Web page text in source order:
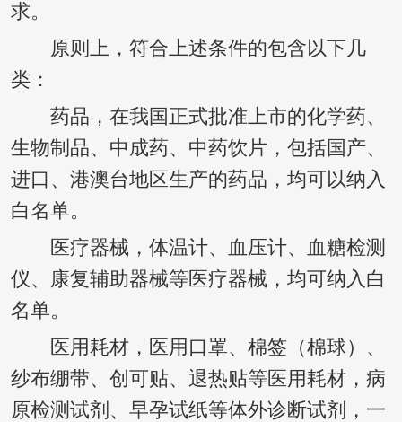
求。
原则上，符合上述条件的包含以下几
类：
药品，在我国正式批准上市的化学药、
生物制品、中成药、中药饮片，包括国产、
进口、港澳台地区生产的药品，均可以纳入
白名单。
医疗器械，体温计、血压计、血糖检测
仪、康复辅助器械等医疗器械，均可纳入白
名单。
医用耗材，医用口罩、棉签（棉球）、
纱布绷带、创可贴、退热贴等医用耗材，病
原检测试剂、早孕试纸等体外诊断试剂，一